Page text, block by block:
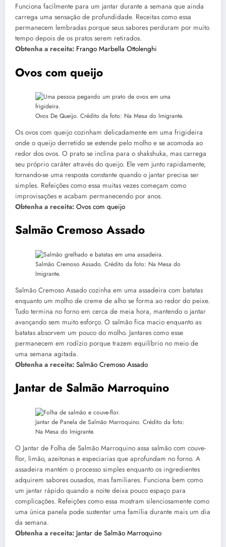
Funciona facilmente para um jantar durante a semana que ainda
carrega uma sensação de profundidade. Receitas como essa
permanecem lembradas porque seus sabores perduram por muito
tempo depois de os pratos serem retirados.
Obtenha a receita: Frango Marbella Ottolenghi
Ovos com queijo
Ovos De Queijo. Crédito da foto: Na Mesa do Imigrante.
Os ovos com queijo cozinham delicadamente em uma frigideira
onde o queijo derretido se estende pelo molho e se acomoda ao
redor dos ovos. O prato se inclina para o shakshuka, mas carrega
seu próprio caráter através do queijo. Ele vem junto rapidamente,
tornando-se uma resposta constante quando o jantar precisa ser
simples. Refeições como essa muitas vezes começam como
improvisações e acabam permanecendo por anos.
Obtenha a receita: Ovos com queijo
Salmão Cremoso Assado
Salmão Cremoso Assado. Crédito da foto: Na Mesa do
Imigrante.
Salmão Cremoso Assado cozinha em uma assadeira com batatas
enquanto um molho de creme de alho se forma ao redor do peixe.
Tudo termina no forno em cerca de meia hora, mantendo o jantar
avançando sem muito esforço. O salmão fica macio enquanto as
batatas absorvem um pouco do molho. Jantares como esse
permanecem em rodízio porque trazem equilíbrio no meio de
uma semana agitada.
Obtenha a receita: Salmão Cremoso Assado
Jantar de Salmão Marroquino
Jantar de Panela de Salmão Marroquino. Crédito da foto:
Na Mesa do Imigrante.
O Jantar de Folha de Salmão Marroquino assa salmão com couve-
flor, limão, azeitonas e especiarias que aprofundam no forno. A
assadeira mantém o processo simples enquanto os ingredientes
adquirem sabores ousados, mas familiares. Funciona bem como
um jantar rápido quando a noite deixa pouco espaço para
complicações. Refeições como essa mostram silenciosamente como
uma única panela pode sustentar uma família durante mais um dia
da semana.
Obtenha a receita: Jantar de Salmão Marroquino